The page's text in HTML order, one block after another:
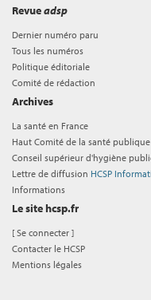
Revueadsp
Dernier numéro paru
Tous les numéros
Politique éditoriale
Comité de rédaction
Archives
La santé en France
Haut Comité de la santé publique
Conseil supérieur d'hygiène
Lettre de diffusion HCSP
Informations
Le site hcsp.fr
[Se connecter ]
Contacter le HCSP
Mentions légales